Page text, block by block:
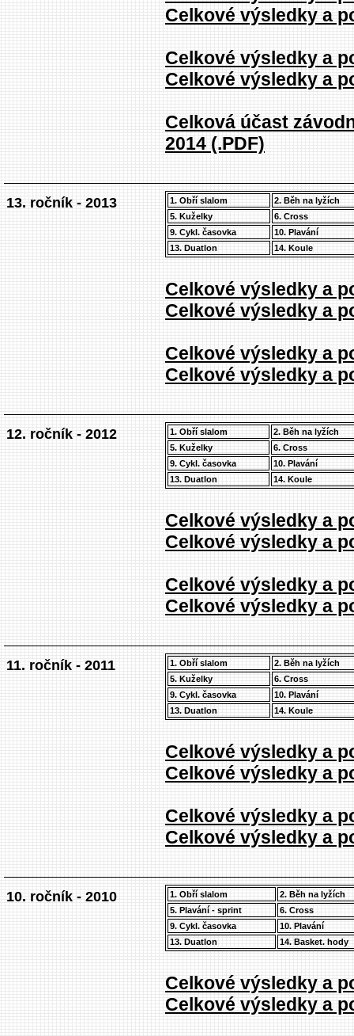
Celkové výsledky a
Celkové výsledky a
Celkové výsledky a
Celková účast
2014 (.PDF)
13. ročník - 2013 1. Obří slalom
2. Běh na lyžích
5. Kuželky
6. Cross
9. Cykl. časovka
10. Plavání
13. Duatlon
14. Koule
Celkové výsledky a
Celkové výsledky a
Celkové výsledky a
Celkové výsledky a
12. ročník - 2012 1. Obří slalom
2. Běh na lyžích
5. Kuželky
6. Cross
9. Cykl. časovka
10. Plavání
13. Duatlon
14. Koule
Celkové výsledky a
Celkové výsledky a
Celkové výsledky a
Celkové výsledky a
11. ročník - 2011 1. Obří slalom
2. Běh na lyžích
5. Kuželky
6. Cross
9. Cykl. časovka
10. Plavání
13. Duatlon
14. Koule
Celkové výsledky a
Celkové výsledky a
Celkové výsledky a
Celkové výsledky a
10. ročník - 2010 1. Obří slalom
2. Běh na lyžích
5. Plavání - sprint
6. Cross
9. Cykl. časovka
10. Plavání
13. Duatlon
14. Basket. hody
Celkové výsledky a
Celkové výsledky a